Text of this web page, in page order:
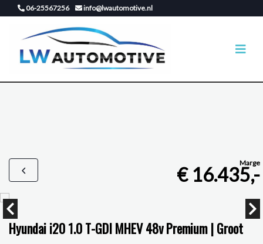
06-25567256 info@lwautomotive.nl
Marge
€ 16.435,-
Hyundai i20 1.0 T-GDI MHEV 48v Premium | Groot